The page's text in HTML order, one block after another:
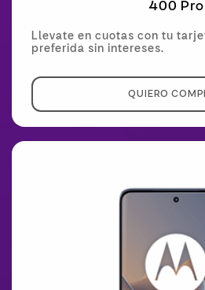
400 Pro
Llevate en cuotas con tu
preferida sin intereses.
QUIERO